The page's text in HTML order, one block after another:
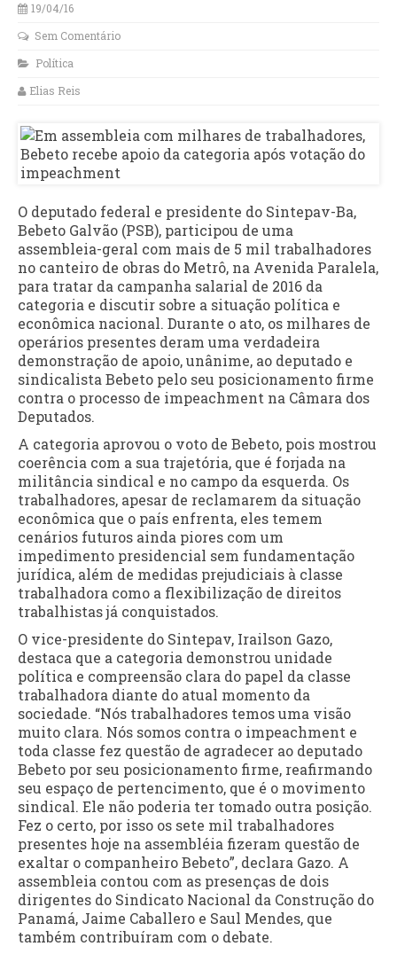
19/04/16
Sem Comentário
Política
Elias Reis
O deputado federal e presidente do Sintepav-Ba,
Bebeto Galvão (PSB), participou de uma
assembleia-geral com mais de 5 mil trabalhadores
no canteiro de obras do Metrô, na Avenida Paralela,
para tratar da campanha salarial de 2016 da
categoria e discutir sobre a situação política e
econômica nacional. Durante o ato, os milhares de
operários presentes deram uma verdadeira
demonstração de apoio, unânime, ao deputado e
sindicalista Bebeto pelo seu posicionamento firme
contra o processo de impeachment na Câmara dos
Deputados.
A categoria aprovou o voto de Bebeto, pois mostrou
coerência com a sua trajetória, que é forjada na
militância sindical e no campo da esquerda. Os
trabalhadores, apesar de reclamarem da situação
econômica que o país enfrenta, eles temem
cenários futuros ainda piores com um
impedimento presidencial sem fundamentação
jurídica, além de medidas prejudiciais à classe
trabalhadora como a flexibilização de direitos
trabalhistas já conquistados.
O vice-presidente do Sintepav, Irailson Gazo,
destaca que a categoria demonstrou unidade
política e compreensão clara do papel da classe
trabalhadora diante do atual momento da
sociedade. “Nós trabalhadores temos uma visão
muito clara. Nós somos contra o impeachment e
toda classe fez questão de agradecer ao deputado
Bebeto por seu posicionamento firme, reafirmando
seu espaço de pertencimento, que é o movimento
sindical. Ele não poderia ter tomado outra posição.
Fez o certo, por isso os sete mil trabalhadores
presentes hoje na assembléia fizeram questão de
exaltar o companheiro Bebeto”, declara Gazo. A
assembleia contou com as presenças de dois
dirigentes do Sindicato Nacional da Construção do
Panamá, Jaime Caballero e Saul Mendes, que
também contribuíram com o debate.